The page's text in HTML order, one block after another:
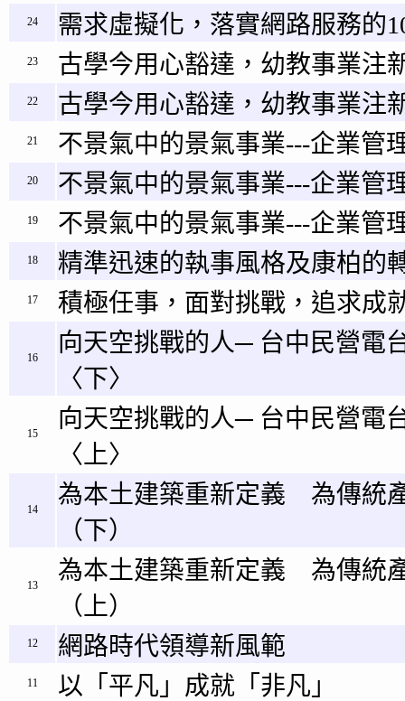
24 需求虛擬化，落實網路服務的
23 古學今用心豁達，幼教事業注
22 古學今用心豁達，幼教事業注
21 不景氣中的景氣事業---企業管
20 不景氣中的景氣事業---企業管
19 不景氣中的景氣事業---企業管
18 精準迅速的執事風格及康柏的
17 積極任事，面對挑戰，追求成
16
向天空挑戰的人─ 台中民營電
〈下〉
15
向天空挑戰的人─ 台中民營電
〈上〉
14
為本土建築重新定義 為傳統
（下）
13
為本土建築重新定義 為傳統
（上）
12 網路時代領導新風範
11 以「平凡」成就「非凡」